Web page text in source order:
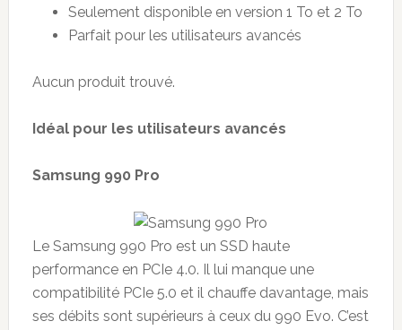
Seulement disponible en version 1 To et 2 To
Parfait pour les utilisateurs avancés
Aucun produit trouvé.
Idéal pour les utilisateurs avancés
Samsung 990 Pro
Le Samsung 990 Pro est un SSD haute
performance en PCIe 4.0. Il lui manque une
compatibilité PCIe 5.0 et il chauffe davantage, mais
ses débits sont supérieurs à ceux du 990 Evo. C’est